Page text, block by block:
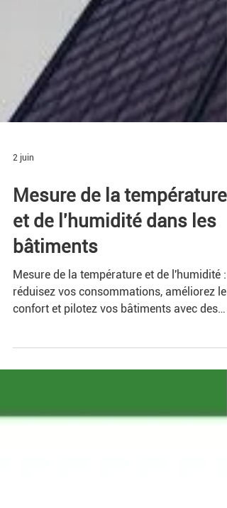
2 juin
Mesure de la température
et de l'humidité dans les
bâtiments
Mesure de la température et de l'humidité :
confort et pilotez vos bâtiments avec des